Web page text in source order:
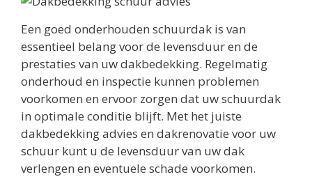
Een goed onderhouden schuurdak is van
essentieel belang voor de levensduur en de
prestaties van uw dakbedekking. Regelmatig
onderhoud en inspectie kunnen problemen
voorkomen en ervoor zorgen dat uw schuurdak
in optimale conditie blijft. Met het juiste
dakbedekking advies en dakrenovatie voor uw
schuur kunt u de levensduur van uw dak
verlengen en eventuele schade voorkomen.